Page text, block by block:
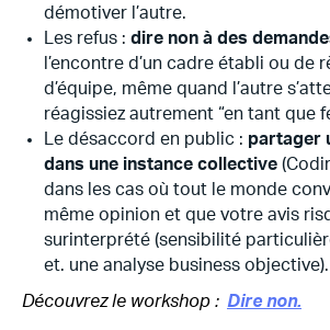
démotiver l’autre.
Les refus : dire non à des
l’encontre d’un cadre établi ou de
d’équipe, même quand l’autre
réagissiez autrement “en tant que
Le désaccord en public : partager
dans une instance collective
dans les cas où tout le monde
même opinion et que votre avis
surinterprété (sensibilité
et. une analyse business objective).
Découvrez le workshop : Dire non.